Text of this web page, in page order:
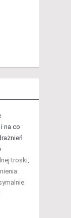
na co
troski,